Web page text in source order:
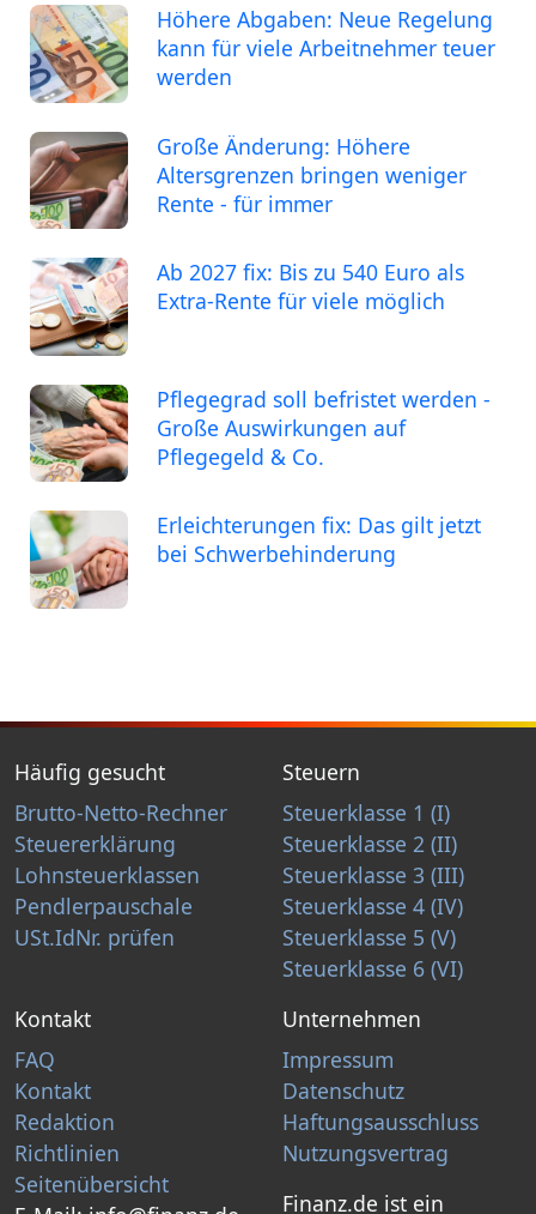
Höhere Abgaben: Neue Regelung
kann für viele Arbeitnehmer teuer
werden
Große Änderung: Höhere
Altersgrenzen bringen weniger
Rente - für immer
Ab 2027 fix: Bis zu 540 Euro als
Extra-Rente für viele möglich
Pflegegrad soll befristet werden -
Große Auswirkungen auf
Pflegegeld & Co.
Erleichterungen fix: Das gilt jetzt
bei Schwerbehinderung
Häufig gesucht
Brutto-Netto-Rechner
Steuererklärung
Lohnsteuerklassen
Pendlerpauschale
USt.IdNr. prüfen
Steuern
Steuerklasse 1 (I)
Steuerklasse 2 (II)
Steuerklasse 3 (III)
Steuerklasse 4 (IV)
Steuerklasse 5 (V)
Steuerklasse 6 (VI)
Kontakt
FAQ
Kontakt
Redaktion
Richtlinien
Seitenübersicht
Unternehmen
Impressum
Datenschutz
Haftungsausschluss
Nutzungsvertrag
Finanz.de ist ein